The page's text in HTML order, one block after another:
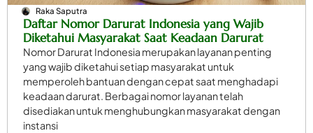
Raka Saputra
Daftar Nomor Darurat Indonesia yang Wajib
Diketahui Masyarakat Saat Keadaan Darurat
Nomor Darurat Indonesia merupakan layanan penting
yang wajib diketahui setiap masyarakat untuk
memperoleh bantuan dengan cepat saat menghadapi
keadaan darurat. Berbagai nomor layanan telah
disediakan untuk menghubungkan masyarakat dengan
instansi